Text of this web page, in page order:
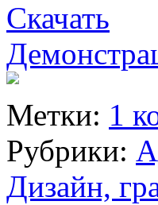
Скачать
Метки: 1
Рубрики:
Дизайн,